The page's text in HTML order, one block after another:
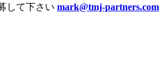
して下さい mark@tmj-partners.com